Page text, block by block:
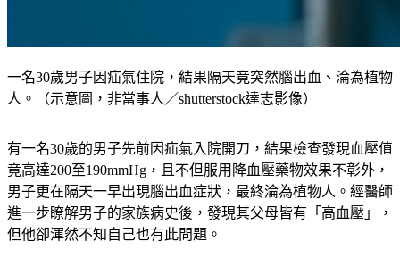
一名30歲男子因疝氣住院，結果隔天竟突然腦出血、淪為植物
人。（示意圖，非當事人／shutterstock達志影像）
有一名30歲的男子先前因疝氣入院開刀，結果檢查發現血壓值
竟高達200至190mmHg，且不但服用降血壓藥物效果不彰外，
男子更在隔天一早出現腦出血症狀，最終淪為植物人。經醫師
進一步瞭解男子的家族病史後，發現其父母皆有「高血壓」，
但他卻渾然不知自己也有此問題。